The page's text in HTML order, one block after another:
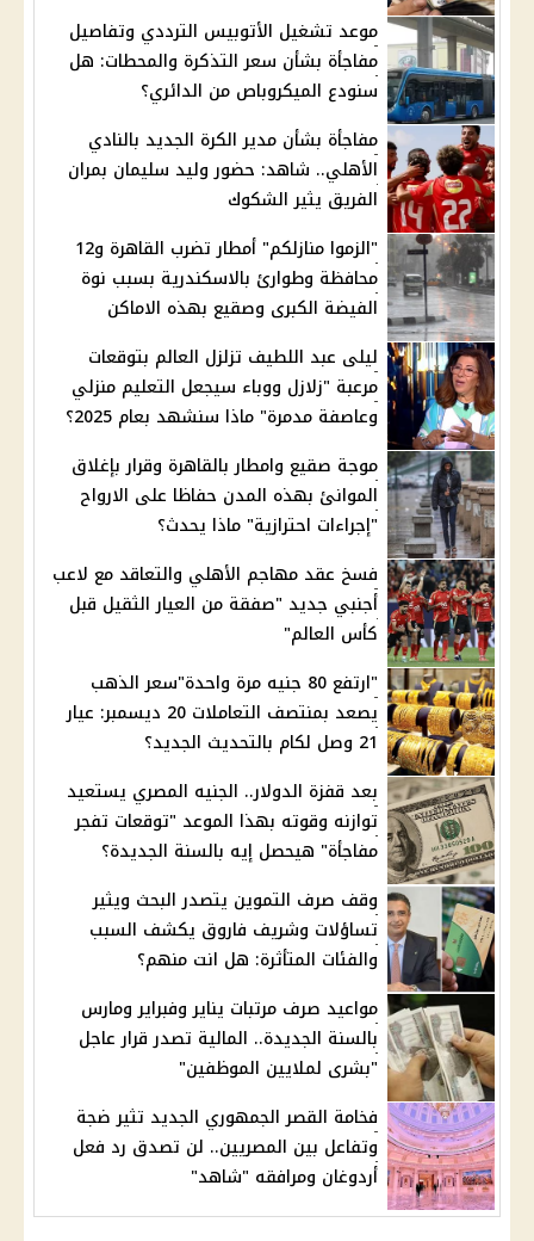
موعد تشغيل الأتوبيس الترددي وتفاصيل
مفاجأة بشأن سعر التذكرة والمحطات: هل
سنودع الميكروباص من الدائري؟
مفاجأة بشأن مدير الكرة الجديد بالنادي
الأهلي.. شاهد: حضور وليد سليمان بمران
الفريق يثير الشكوك
"الزموا منازلكم" أمطار تضرب القاهرة و12
محافظة وطوارئ بالاسكندرية بسبب نوة
الفيضة الكبرى وصقيع بهذه الاماكن
ليلى عبد اللطيف تزلزل العالم بتوقعات
مرعبة "زلازل ووباء سيجعل التعليم منزلي
وعاصفة مدمرة" ماذا سنشهد بعام 2025؟
موجة صقيع وامطار بالقاهرة وقرار بإغلاق
الموانئ بهذه المدن حفاظا على الارواح
"إجراءات احترازية" ماذا يحدث؟
فسخ عقد مهاجم الأهلي والتعاقد مع لاعب
أجنبي جديد "صفقة من العيار الثقيل قبل
كأس العالم"
"ارتفع 80 جنيه مرة واحدة"سعر الذهب
يصعد بمنتصف التعاملات 20 ديسمبر: عيار
21 وصل لكام بالتحديث الجديد؟
بعد قفزة الدولار.. الجنيه المصري يستعيد
توازنه وقوته بهذا الموعد "توقعات تفجر
مفاجأة" هيحصل إيه بالسنة الجديدة؟
وقف صرف التموين يتصدر البحث ويثير
تساؤلات وشريف فاروق يكشف السبب
والفئات المتأثرة: هل انت منهم؟
مواعيد صرف مرتبات يناير وفبراير ومارس
بالسنة الجديدة.. المالية تصدر قرار عاجل
"بشرى لملايين الموظفين"
فخامة القصر الجمهوري الجديد تثير ضجة
وتفاعل بين المصريين.. لن تصدق رد فعل
أردوغان ومرافقه "شاهد"